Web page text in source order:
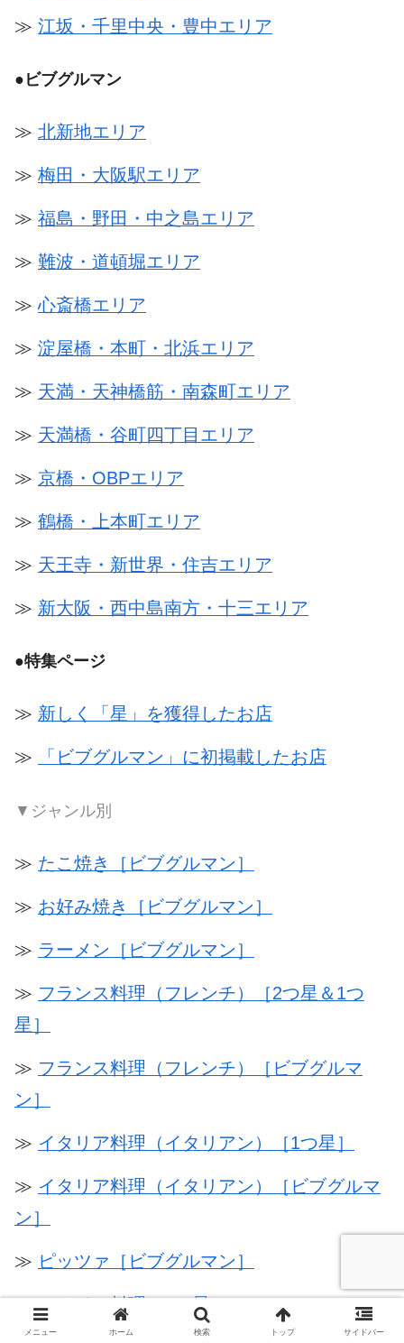
≫ 江坂・千里中央・豊中エリア
● ビブグルマン
≫ 北新地エリア
≫ 梅田・大阪駅エリア
≫ 福島・野田・中之島エリア
≫ 難波・道頓堀エリア
≫心斎橋エリア
≫ 淀屋橋・本町・北浜エリア
≫ 天満・天神橋筋・南森町エリア
≫ 天満橋・谷町四丁目エリア
≫ 京橋・OBPエリア
≫ 鶴橋・上本町エリア
≫ 天王寺・新世界・住吉エリア
≫ 新大阪・西中島南方・十三エリア
●特集ページ
≫ 新しく「星」を獲得したお店
≫ 「ビブグルマン」に初掲載したお店
▼ジャンル別
≫ たこ焼き［ビブグルマン］
≫ お好み焼き［ビブグルマン］
≫ ラーメン［ビブグルマン］
≫ フランス料理（フレンチ）［2つ星＆1つ
星］
≫ フランス料理（フレンチ）［ビブグルマ
ン］
≫ イタリア料理（イタリアン）［1つ星］
≫ イタリア料理（イタリアン）［ビブグルマ
ン］
≫ ピッツァ［ビブグルマン］
≫スペイン料理［1つ星］
メニュー ホーム 検索 トップ サイドバー